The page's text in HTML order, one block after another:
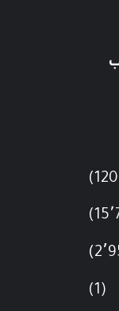
(1)